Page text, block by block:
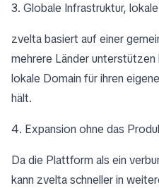
3. Globale Infrastruktur,
zvelta basiert auf einer
mehrere Länder
lokale Domain für ihren
hält.
4. Expansion ohne das
Da die Plattform als ein
kann zvelta schneller in